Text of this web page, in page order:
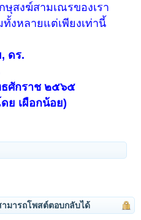
ษุสงฆ์สามเณรของเรา
งหลายแต่เพียงเท่านี้
ดร.
ศักราช ๒๕๖๕
ย เผือกน้อย)
มารถโพสต์ตอบกลับได้